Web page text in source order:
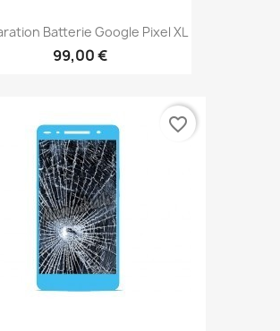
Batterie Google Pixel XL
99,00 €
favorite_border